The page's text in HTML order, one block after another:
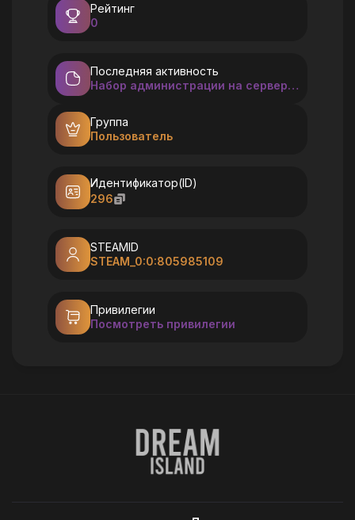
Рейтинг
0
Последняя активность
Набор администрации на сервере ECLIPSE [ОТКРЫТО]
Группа
Пользователь
Идентификатор(ID)
296
STEAMID
STEAM_0:0:805985109
Привилегии
Посмотреть привилегии